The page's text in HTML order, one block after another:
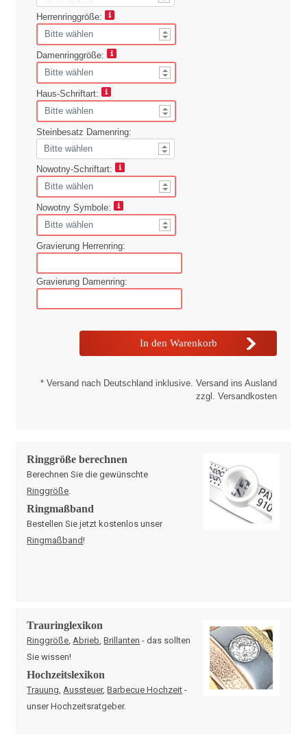
Herrenringgröße:
Damenringgröße:
Haus-Schriftart:
Steinbesatz Damenring:
Nowotny-Schriftart:
Nowotny Symbole:
Gravierung Herrenring:
Gravierung Damenring:
* Versand nach Deutschland inklusive. Versand ins Ausland
zzgl. Versandkosten
Ringgröße berechnen
Berechnen Sie die gewünschte
Ringgröße
Ringmaßband
Bestellen Sie jetzt kostenlos unser
Ringmaßband!
Trauringlexikon
Ringgröße Abrieb ,Brillanten - das sollten
Sie wissen!
Hochzeitslexikon
Trauung Aussteuer,Barbecue Hochzeit -
unser Hochzeitsratgeber.